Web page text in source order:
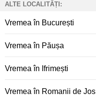
ALTE LOCALITĂȚI:
Vremea în București
Vremea în Păușa
Vremea în Ifrimești
Vremea în Romanii de Jos